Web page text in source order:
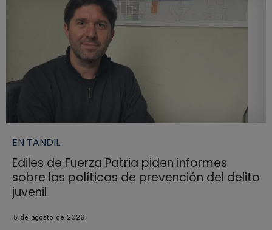
EN TANDIL
Ediles de Fuerza Patria piden informes
sobre las políticas de prevención del delito
juvenil
5 de agosto de 2026